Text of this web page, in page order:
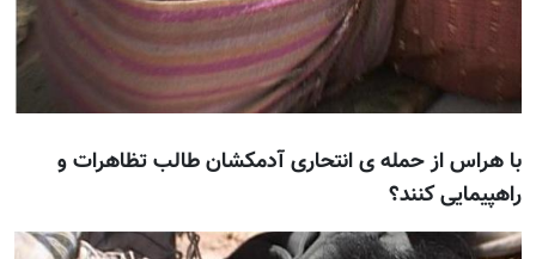
با هراس از حمله ی انتحاری آدمکشان طالب تظاهرات و
راهپيمایی کنند؟